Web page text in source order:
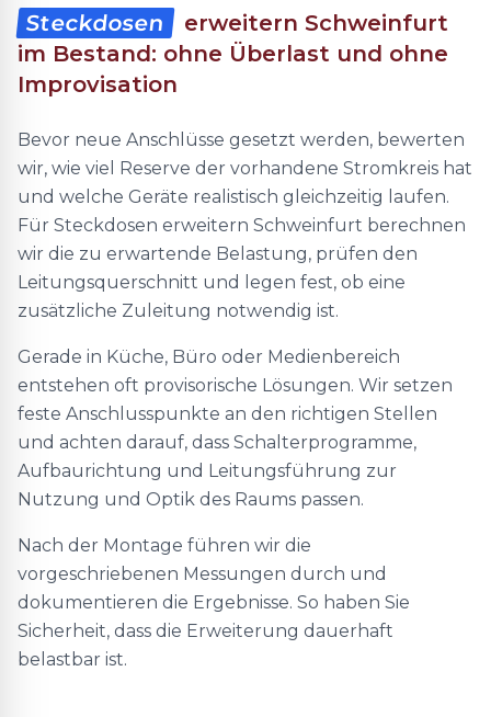
Steckdosen
erweitern Schweinfurt
im Bestand: ohne Überlast und ohne
Improvisation
Bevor neue Anschlüsse gesetzt werden, bewerten
wir, wie viel Reserve der vorhandene Stromkreis hat
und welche Geräte realistisch gleichzeitig laufen.
Für Steckdosen erweitern Schweinfurt berechnen
wir die zu erwartende Belastung, prüfen den
Leitungsquerschnitt und legen fest, ob eine
zusätzliche Zuleitung notwendig ist.
Gerade in Küche, Büro oder Medienbereich
entstehen oft provisorische Lösungen. Wir setzen
feste Anschlusspunkte an den richtigen Stellen
und achten darauf, dass Schalterprogramme,
Aufbaurichtung und Leitungsführung zur
Nutzung und Optik des Raums passen.
Nach der Montage führen wir die
vorgeschriebenen Messungen durch und
dokumentieren die Ergebnisse. So haben Sie
Sicherheit, dass die Erweiterung dauerhaft
belastbar ist.